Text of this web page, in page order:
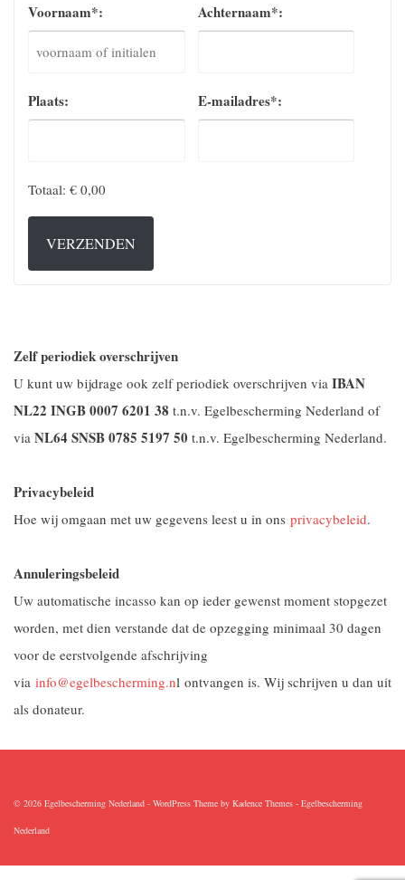
Voornaam*: Achternaam*:
Plaats: E-mailadres*:
Totaal: € 0,00
VERZENDEN
Zelf periodiek overschrijven
U kunt uw bijdrage ook zelf periodiek overschrijven via IBAN
NL22 INGB 0007 6201 38 t.n.v. Egelbescherming Nederland of
via NL64 SNSB 0785 5197 50 t.n.v. Egelbescherming Nederland.
Privacybeleid
Hoe wij omgaan met uw gegevens leest u in ons privacybeleid.
Annuleringsbeleid
Uw automatische incasso kan op ieder gewenst moment stopgezet
worden, met dien verstande dat de opzegging minimaal 30 dagen
voor de eerstvolgende afschrijving
via info@egelbescherming.nl ontvangen is. Wij schrijven u dan uit
als donateur.
© 2026 Egelbescherming Nederland - WordPress Theme by Kadence Themes - Egelbescherming
Nederland